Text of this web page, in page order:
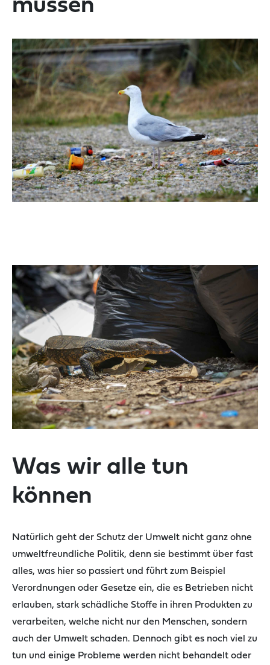
müssen
Was wir alle tun
können
Natürlich geht der Schutz der Umwelt nicht ganz ohne
umweltfreundliche Politik, denn sie bestimmt über fast
alles, was hier so passiert und führt zum Beispiel
Verordnungen oder Gesetze ein, die es Betrieben nicht
erlauben, stark schädliche Stoffe in ihren Produkten zu
verarbeiten, welche nicht nur den Menschen, sondern
auch der Umwelt schaden. Dennoch gibt es noch viel zu
tun und einige Probleme werden nicht behandelt oder